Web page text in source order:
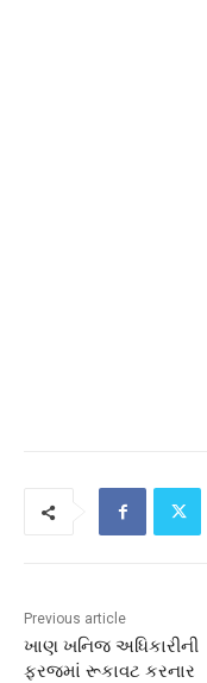
Previous article
ખાણ ખનિજ અધિકારીની
ફરજમાં રૂકાવટ કરનાર